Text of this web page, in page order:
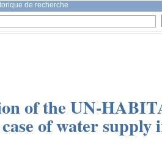
de recherche
of the UN-
of water supply